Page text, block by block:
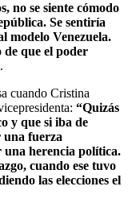
no se siente cómodo
Se sentiría
modelo Venezuela.
de que el poder
cuando Cristina
“Quizás
y que si iba de
una fuerza
herencia política.
cuando ese tuvo
las elecciones el